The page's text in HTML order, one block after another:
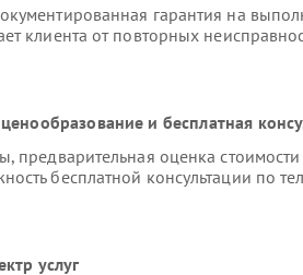
гарантия на
клиента от повторных
и бесплатная
предварительная оценка
бесплатной консультации по
услуг